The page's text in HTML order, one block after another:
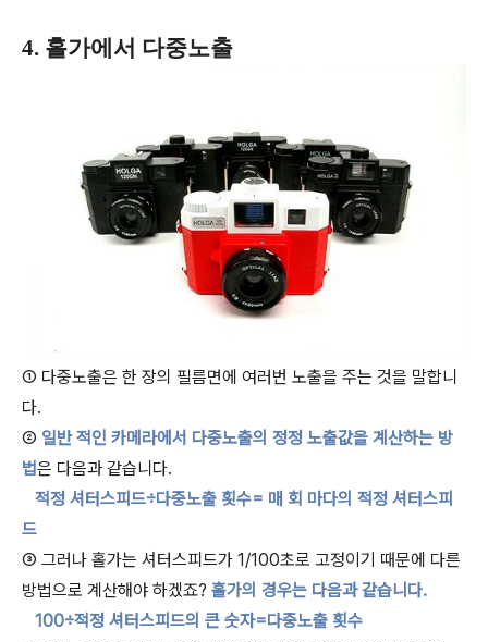
4. 홀가에서 다중노출
① 다중노출은 한 장의 필름면에 여러번 노출을 주는 것을 말합니
다.
② 일반 적인 카메라에서 다중노출의 정정 노출값을 계산하는 방
법은 다음과 같습니다.
적정 셔터스피드÷다중노출 횟수= 매 회 마다의 적정 셔터스피
드
③ 그러나 홀가는 셔터스피드가 1/100초로 고정이기 때문에 다른
방법으로 계산해야 하겠죠? 홀가의 경우는 다음과 같습니다.
100÷적정 셔터스피드의 큰 숫자=다중노출 횟수